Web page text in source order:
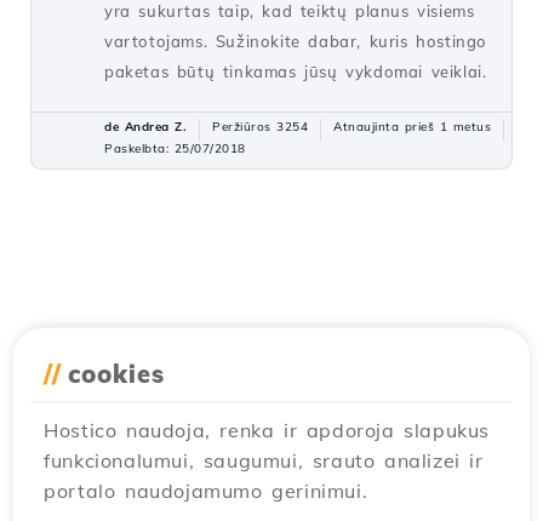
yra sukurtas taip, kad teiktų planus visiems
vartotojams. Sužinokite dabar, kuris hostingo
paketas būtų tinkamas jūsų vykdomai veiklai.
de Andrea Z. Peržiūros 3254
Atnaujinta prieš 1 metus
Paskelbta: 25/07/2018
// cookies
Hostico naudoja, renka ir apdoroja slapukus
funkcionalumui, saugumui, srauto analizei ir
portalo naudojamumo gerinimui.